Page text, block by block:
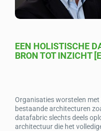
EEN HOLISTISCHE
BRON TOT INZICHT
Organisaties worstelen
bestaande architecturen
datafabric slechts deels
architectuur die het